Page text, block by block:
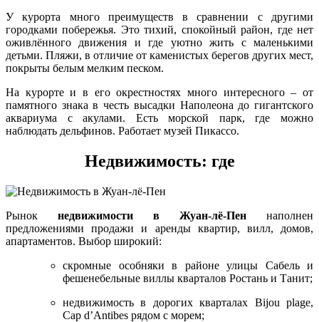
У курорта много преимуществ в сравнении с другими
городками побережья. Это тихий, спокойный район, где нет
оживлённого движения и где уютно жить с маленькими
детьми. Пляжи, в отличие от каменистых берегов других мест,
покрыты белым мелким песком.
На курорте и в его окрестностях много интересного – от
памятного знака в честь высадки Наполеона до гигантского
аквариума с акулами. Есть морской парк, где можно
наблюдать дельфинов. Работает музей Пикассо.
Недвижимость: где
Рынок недвижимости в Жуан-лё-Пен наполнен
предложениями продажи и аренды квартир, вилл, домов,
апартаментов. Выбор широкий:
скромные особняки в районе улицы Сабель и
фешенебельные виллы кварталов Ростань и Танит;
недвижимость в дорогих кварталах Bijou plage,
Cap d’Antibes рядом с морем;